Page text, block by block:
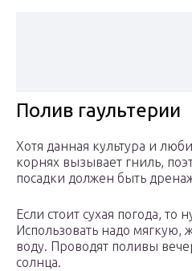
Полив гаультерии
Хотя данная культура и
корнях вызывает гниль,
посадки должен быть
Если стоит сухая погода, то
Использовать надо мягкую,
воду. Проводят поливы
солнца.